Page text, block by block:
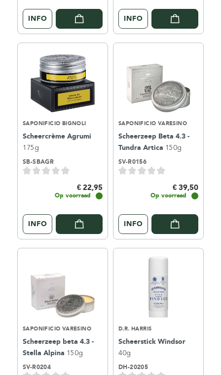
INFO INFO
SAPONIFICIO BIGNOLI
Scheercrème Agrumi
175g
SB-SBAGR
€ 22,95
Op voorraad
INFO
SAPONIFICIO VARESINO
Scheerzeep Beta 4.3 -
Tundra Artica 150g
SV-R0156
€ 39,50
Op voorraad
INFO
SAPONIFICIO VARESINO
Scheerzeep beta 4.3 -
Stella Alpina 150g
SV-R0204
D.R. HARRIS
Scheerstick Windsor
40g
DH-20205